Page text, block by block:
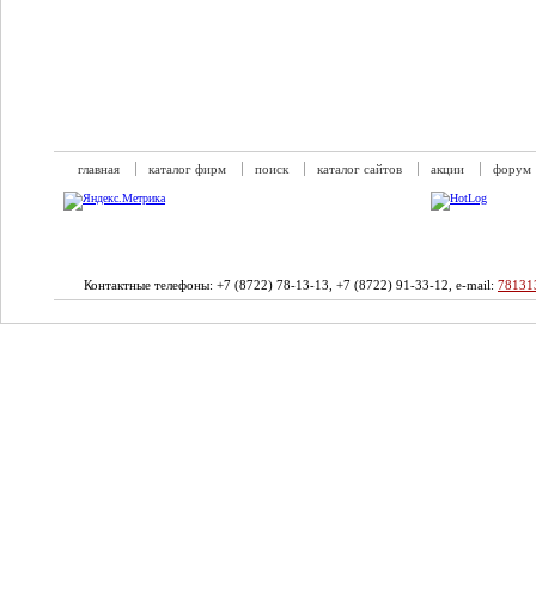
главная каталог фирм поиск каталог сайтов акции форум
Контактные телефоны: +7 (8722) 78-13-13, +7 (8722) 91-33-12, e-mail: